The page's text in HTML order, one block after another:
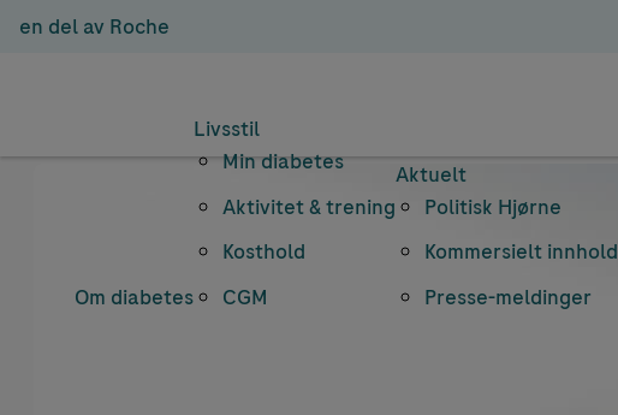
en del av Roche
Om diabetes
Livsstil
Min diabetes
Aktivitet & trening
Kosthold
CGM
Aktuelt
Politisk Hjørne
Kommersielt innhold
Presse-meldinger